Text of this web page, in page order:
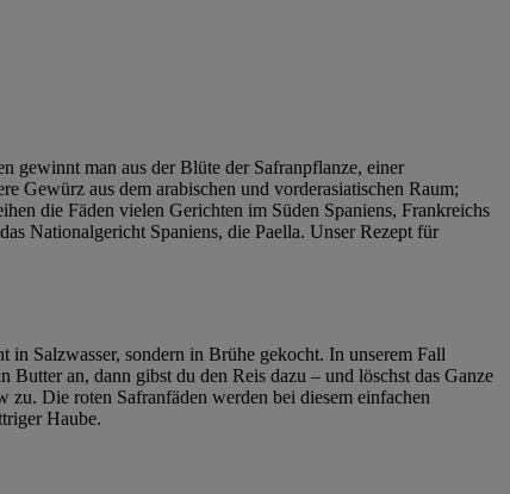
gewinnt man aus der Blüte der Safranpflanze, einer
Gewürz aus dem arabischen und vorderasiatischen Raum;
die Fäden vielen Gerichten im Süden Spaniens, Frankreichs
Nationalgericht Spaniens, die Paella. Unser Rezept für
Salzwasser, sondern in Brühe gekocht. In unserem Fall
an, dann gibst du den Reis dazu – und löschst das Ganze
Die roten Safranfäden werden bei diesem einfachen
Haube.